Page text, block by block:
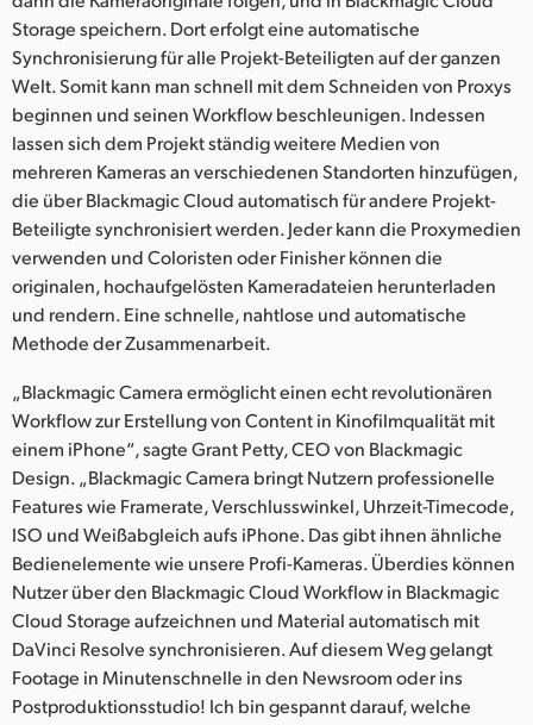
Storage speichern. Dort erfolgt eine automatische
Synchronisierung für alle Projekt-Beteiligten auf der ganzen
Welt. Somit kann man schnell mit dem Schneiden von Proxys
beginnen und seinen Workflow beschleunigen. Indessen
lassen sich dem Projekt ständig weitere Medien von
mehreren Kameras an verschiedenen Standorten hinzufügen,
die über Blackmagic Cloud automatisch für andere Projekt-
Beteiligte synchronisiert werden. Jeder kann die Proxymedien
verwenden und Coloristen oder Finisher können die
originalen, hochaufgelösten Kameradateien herunterladen
und rendern. Eine schnelle, nahtlose und automatische
Methode der Zusammenarbeit.
„Blackmagic Camera ermöglicht einen echt revolutionären
Workflow zur Erstellung von Content in Kinofilmqualität mit
einem iPhone“, sagte Grant Petty, CEO von Blackmagic
Design. „Blackmagic Camera bringt Nutzern professionelle
Features wie Framerate, Verschlusswinkel, Uhrzeit-Timecode,
ISO und Weißabgleich aufs iPhone. Das gibt ihnen ähnliche
Bedienelemente wie unsere Profi-Kameras. Überdies können
Nutzer über den Blackmagic Cloud Workflow in Blackmagic
Cloud Storage aufzeichnen und Material automatisch mit
DaVinci Resolve synchronisieren. Auf diesem Weg gelangt
Footage in Minutenschnelle in den Newsroom oder ins
Postproduktionsstudio! Ich bin gespannt darauf, welche